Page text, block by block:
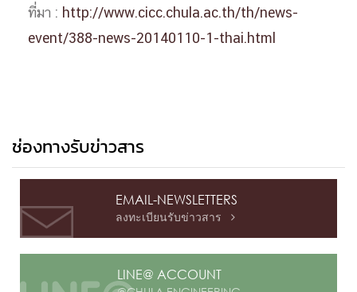
ที่มา : http://www.cicc.chula.ac.th/th/news-
event/388-news-20140110-1-thai.html
ช่องทางรับข่าวสาร
EMAIL-NEWSLETTERS
ลงทะเบียนรับข่าวสาร 
LINE@ ACCOUNT